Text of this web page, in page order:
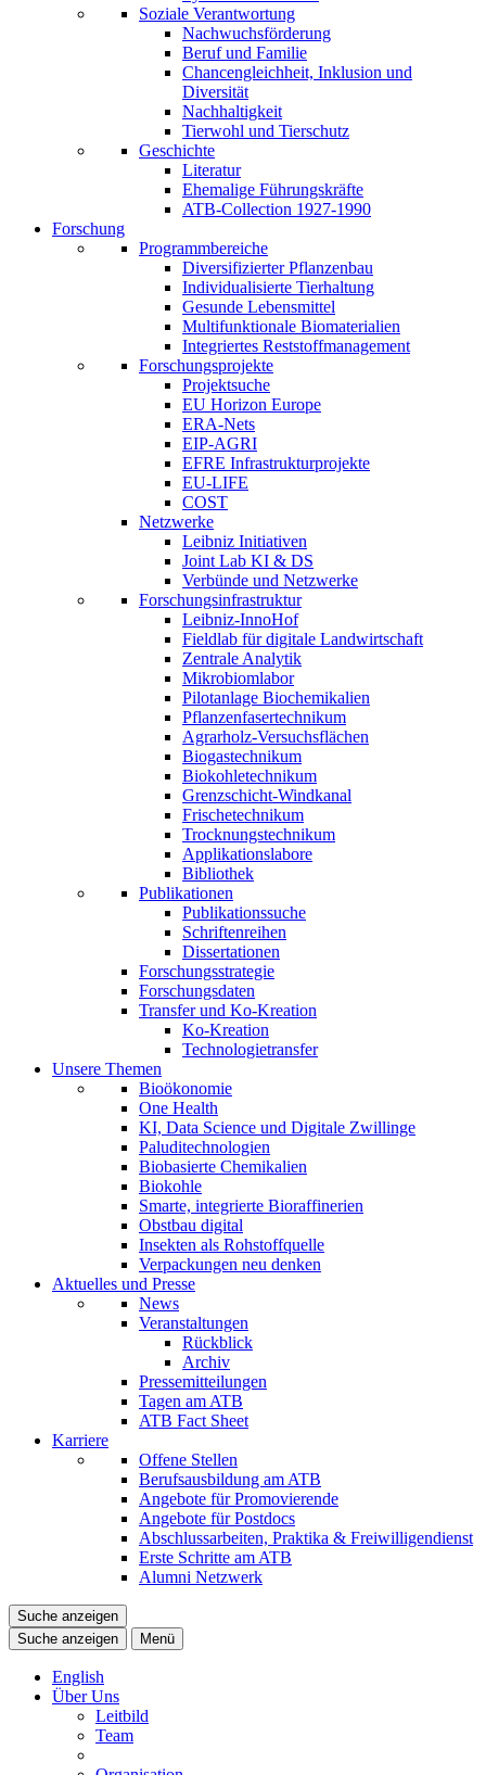
Soziale Verantwortung
Nachwuchsförderung
Beruf und Familie
Chancengleichheit, Inklusion und
Diversität
Nachhaltigkeit
Tierwohl und Tierschutz
Geschichte
Literatur
Ehemalige Führungskräfte
ATB-Collection 1927-1990
Forschung
Programmbereiche
Diversifizierter Pflanzenbau
Individualisierte Tierhaltung
Gesunde Lebensmittel
Multifunktionale Biomaterialien
Integriertes Reststoffmanagement
Forschungsprojekte
Projektsuche
EU Horizon Europe
ERA-Nets
EIP-AGRI
EFRE Infrastrukturprojekte
EU-LIFE
COST
Netzwerke
Leibniz Initiativen
Joint Lab KI & DS
Verbünde und Netzwerke
Forschungsinfrastruktur
Leibniz-InnoHof
Fieldlab für digitale Landwirtschaft
Zentrale Analytik
Mikrobiomlabor
Pilotanlage Biochemikalien
Pflanzenfasertechnikum
Agrarholz-Versuchsflächen
Biogastechnikum
Biokohletechnikum
Grenzschicht-Windkanal
Frischetechnikum
Trocknungstechnikum
Applikationslabore
Bibliothek
Publikationen
Publikationssuche
Schriftenreihen
Dissertationen
Forschungsstrategie
Forschungsdaten
Transfer und Ko-Kreation
Ko-Kreation
Technologietransfer
Unsere Themen
Bioökonomie
One Health
KI, Data Science und Digitale Zwillinge
Paluditechnologien
Biobasierte Chemikalien
Biokohle
Smarte, integrierte Bioraffinerien
Obstbau digital
Insekten als Rohstoffquelle
Verpackungen neu denken
Aktuelles und Presse
News
Veranstaltungen
Rückblick
Archiv
Pressemitteilungen
Tagen am ATB
ATB Fact Sheet
Karriere
Offene Stellen
Berufsausbildung am ATB
Angebote für Promovierende
Angebote für Postdocs
Abschlussarbeiten, Praktika & Freiwilligendienst
Erste Schritte am ATB
Alumni Netzwerk
Suche anzeigen
Suche anzeigen
Menü
English
Über Uns
Leitbild
Team